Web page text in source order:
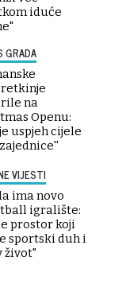
iduće
GRADA
na
Openu:
uspjeh cijele
VIJESTI
ima novo
igralište:
prostor koji
sportski duh i
život"